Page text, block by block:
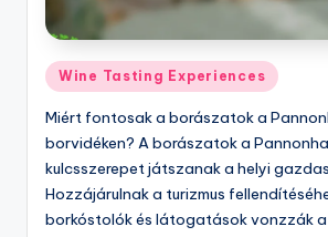
Posted
in
Wine Tasting Experiences
Miért fontosak a borászatok a
borvidéken? A borászatok a
kulcsszerepet játszanak a helyi
Hozzájárulnak a turizmus
borkóstolók és látogatások vonzzák